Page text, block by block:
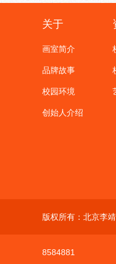
关于
画室简介
品牌故事
校园环境
创始人介绍
版权所有：北京李
8584881